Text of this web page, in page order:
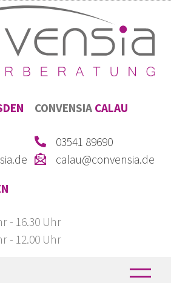
CONVENSIA CALAU
03541 89690
calau@convensia.de
- 16.30 Uhr
- 12.00 Uhr